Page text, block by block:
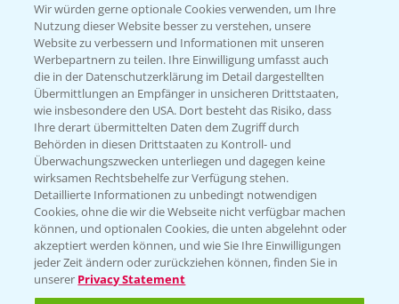
Sammelstellen und Termine
PRE - Chemikalien sicher entsorgen
Sammelstellen und Termine
Kontakt & Notfall
Beratung auf WhatsApp
T.+49 (0)174 346 564 1
KONTAKT
Wir würden gerne optionale Cookies verwenden, um Ihre
Nutzung dieser Website besser zu verstehen, unsere
Website zu verbessern und Informationen mit unseren
Werbepartnern zu teilen. Ihre Einwilligung umfasst auch
die in der Datenschutzerklärung im Detail dargestellten
Übermittlungen an Empfänger in unsicheren Drittstaaten,
wie insbesondere den USA. Dort besteht das Risiko, dass
Ihre derart übermittelten Daten dem Zugriff durch
Behörden in diesen Drittstaaten zu Kontroll- und
Überwachungszwecken unterliegen und dagegen keine
wirksamen Rechtsbehelfe zur Verfügung stehen.
Detaillierte Informationen zu unbedingt notwendigen
Cookies, ohne die wir die Webseite nicht verfügbar machen
können, und optionalen Cookies, die unten abgelehnt oder
akzeptiert werden können, und wie Sie Ihre Einwilligungen
jeder Zeit ändern oder zurückziehen können, finden Sie in
unserer Privacy Statement